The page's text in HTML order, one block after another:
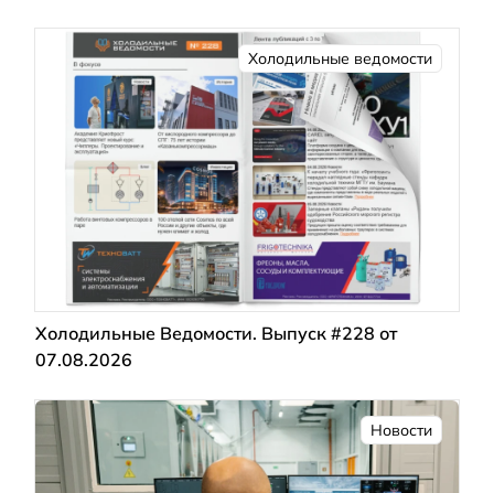
Холодильные ведомости
Холодильные Ведомости. Выпуск #228 от
07.08.2026
Новости